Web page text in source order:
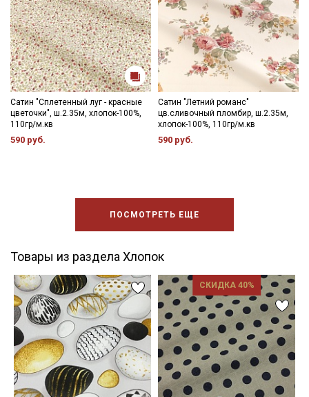
Сатин "Сплетенный луг - красные
цветочки", ш.2.35м, хлопок-100%,
110гр/м.кв
590 руб.
Сатин "Летний романс"
цв.сливочный пломбир, ш.2.35м,
хлопок-100%, 110гр/м.кв
590 руб.
ПОСМОТРЕТЬ ЕЩЕ
Товары из раздела Хлопок
СКИДКА 40%